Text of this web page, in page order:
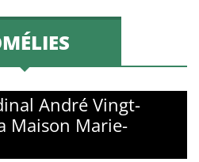
André Vingt-
Maison Marie-